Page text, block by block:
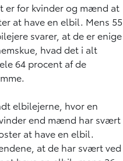
er for kvinder og mænd at
at have en elbil. Mens 55
svarer, at de er enige
hvad det i alt
64 procent af de
elbilejerne, hvor en
end mænd har svært
at have en elbil.
at de har svært ved